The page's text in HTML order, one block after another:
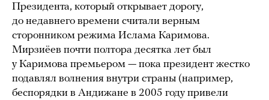
Президента, который открывает дорогу,
до недавнего времени считали верным
сторонником режима Ислама Каримова.
Мирзиёев почти полтора десятка лет был
у Каримова премьером — пока президент жестко
подавлял волнения внутри страны (например,
беспорядки в Андижане в 2005 году привели